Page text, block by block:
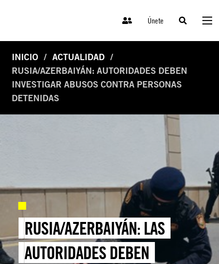
Únete
INICIO
ACTUALIDAD
RUSIA/AZERBAIYÁN: AUTORIDADES DEBEN
INVESTIGAR ABUSOS CONTRA PERSONAS
DETENIDAS
RUSIA/AZERBAIYÁN: LAS
AUTORIDADES DEBEN